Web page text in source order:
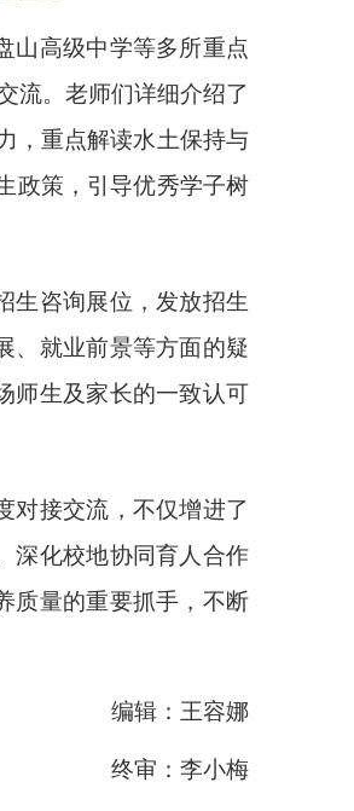
山高级中学等多所重点
流。老师们详细介绍了
，重点解读水土保持与
政策，引导优秀学子树
生咨询展位，发放招生
、就业前景等方面的疑
师生及家长的一致认可
对接交流，不仅增进了
深化校地协同育人合作
质量的重要抓手，不断
编辑：王容娜
终审：李小梅